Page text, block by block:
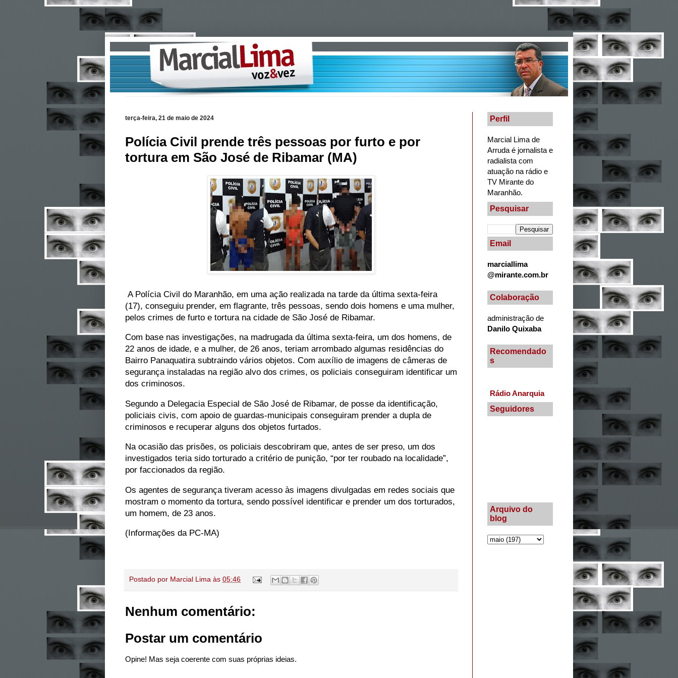
terça-feira, 21 de maio de 2024
Polícia Civil prende três pessoas por furto e por
tortura em São José de Ribamar (MA)
A Polícia Civil do Maranhão, em uma ação realizada na tarde da última sexta-feira
(17), conseguiu prender, em flagrante, três pessoas, sendo dois homens e uma mulher,
pelos crimes de furto e tortura na cidade de São José de Ribamar.
Com base nas investigações, na madrugada da última sexta-feira, um dos homens, de
22 anos de idade, e a mulher, de 26 anos, teriam arrombado algumas residências do
Bairro Panaquatira subtraindo vários objetos. Com auxílio de imagens de câmeras de
segurança instaladas na região alvo dos crimes, os policiais conseguiram identificar um
dos criminosos.
Segundo a Delegacia Especial de São José de Ribamar, de posse da identificação,
policiais civis, com apoio de guardas-municipais conseguiram prender a dupla de
criminosos e recuperar alguns dos objetos furtados.
Na ocasião das prisões, os policiais descobriram que, antes de ser preso, um dos
investigados teria sido torturado a critério de punição, “por ter roubado na localidade”,
por faccionados da região.
Os agentes de segurança tiveram acesso às imagens divulgadas em redes sociais que
mostram o momento da tortura, sendo possível identificar e prender um dos torturados,
um homem, de 23 anos.
(Informações da PC-MA)
Postado por Marcial Lima às 05:46
Nenhum comentário:
Postar um comentário
Opine! Mas seja coerente com suas próprias ideias.
Perfil
Marcial Lima de
Arruda é jornalista e
radialista com
atuação na rádio e
TV Mirante do
Maranhão.
Pesquisar
Email
marciallima
@mirante.com.br
Colaboração
administração de
Danilo Quixaba
Recomendado
s
Rádio Anarquia
Seguidores
Arquivo do
blog